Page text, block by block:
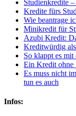
Studienkredite
Kredite fürs
Wie beantrage
Minikredit für
Azubi Kredit:
Kreditwürdig
So klappt es
Ein Kredit ohne
Es muss nicht
tun es auch
Infos: